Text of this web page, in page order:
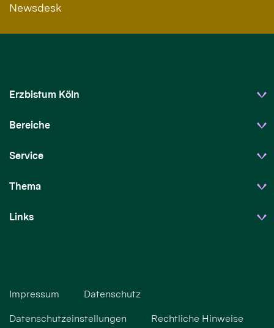
Newsdesk
Erzbistum Köln
Bereiche
Service
Thema
Links
Impressum Datenschutz
Datenschutzeinstellungen Rechtliche Hinweise